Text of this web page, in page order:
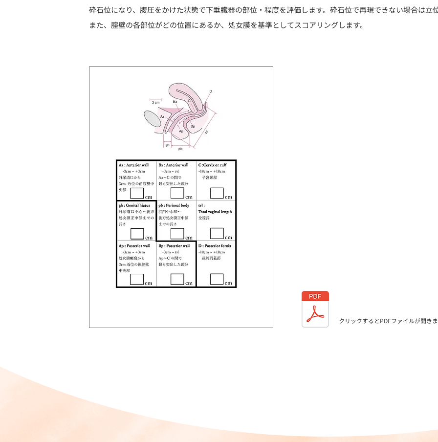
砕石位になり、腹圧をかけた状態で下垂臓器の部位・程度を評価します。砕石位で再現できない場合は立
また、腟壁の各部位がどの位置にあるか、処女膜を基準としてスコアリングします。
クリックするとPDFファイルが開き